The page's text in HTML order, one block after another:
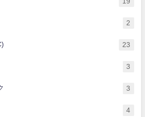
2
23
3
3
4